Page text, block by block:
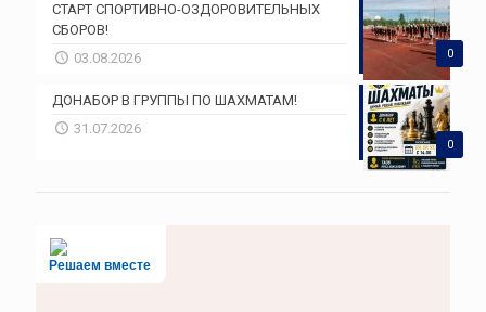
0
СТАРТ СПОРТИВНО-ОЗДОРОВИТЕЛЬНЫХ
СБОРОВ!
03.08.2026
0
ДОНАБОР В ГРУППЫ ПО ШАХМАТАМ!
31.07.2026
Решаем вместе